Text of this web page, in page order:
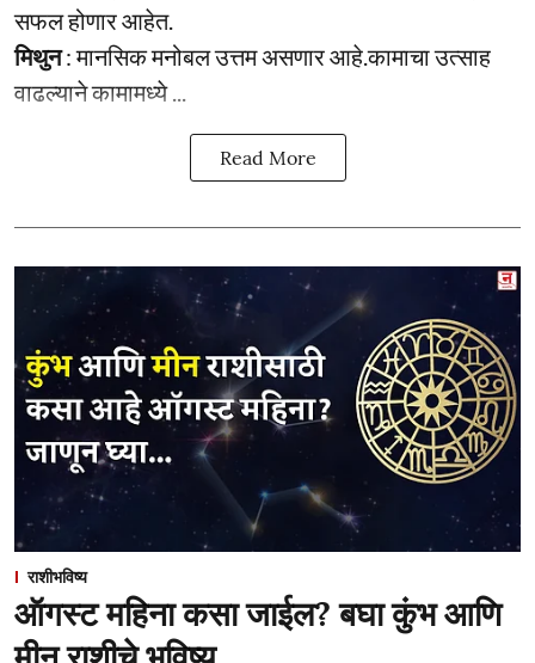
सफल होणार आहेत.
मिथुन: मानसिक मनोबल उत्तम असणार आहे.कामाचा उत्साह
वाढल्याने कामामध्ये ...
Read More
राशीभविष्य
ऑगस्ट महिना कसा जाईल? बघा कुंभ आणि